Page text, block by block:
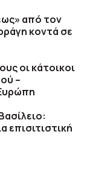
από τον
κοντά σε
οι κάτοικοι
–
επισιτιστική